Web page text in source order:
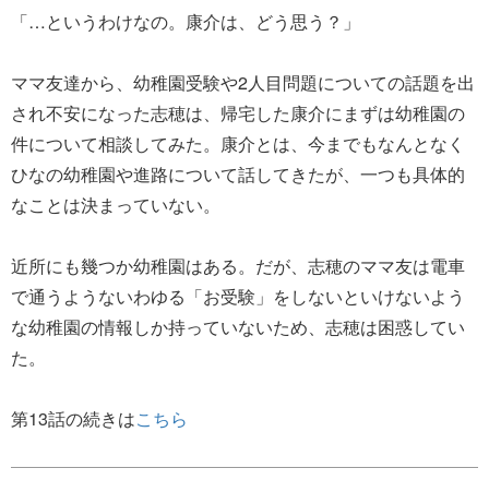
「…というわけなの。康介は、どう思う？」
ママ友達から、幼稚園受験や2人目問題についての話題を出
され不安になった志穂は、帰宅した康介にまずは幼稚園の
件について相談してみた。康介とは、今までもなんとなく
ひなの幼稚園や進路について話してきたが、一つも具体的
なことは決まっていない。
近所にも幾つか幼稚園はある。だが、志穂のママ友は電車
で通うようないわゆる「お受験」をしないといけないよう
な幼稚園の情報しか持っていないため、志穂は困惑してい
た。
第13話の続きはこちら